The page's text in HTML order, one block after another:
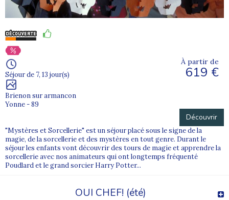
Séjour de 7, 13 jour(s)
Brienon sur armancon
Yonne - 89
À partir de
619 €
Découvrir
"Mystères et Sorcellerie" est un séjour placé sous le signe de la
magie, de la sorcellerie et des mystères en tout genre. Durant le
séjour les enfants vont découvrir des tours de magie et apprendre la
sorcellerie avec nos animateurs qui ont longtemps fréquenté
Poudlard et le grand sorcier Harry Potter...
OUI CHEF! (été)